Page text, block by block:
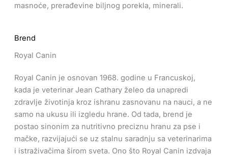
masnoće, prerađevine biljnog porekla, minerali.
Brend
Royal Canin
Royal Canin je osnovan 1968. godine u Francuskoj,
kada je veterinar Jean Cathary želeo da unapredi
zdravlje životinja kroz ishranu zasnovanu na nauci, a ne
samo na ukusu ili izgledu hrane. Od tada, brend je
postao sinonim za nutritivno preciznu hranu za pse i
mačke, razvijajući se uz stalnu saradnju sa veterinarima
i istraživačima širom sveta. Ono što Royal Canin izdvaja